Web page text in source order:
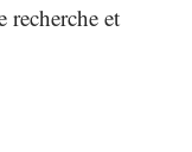
recherche et